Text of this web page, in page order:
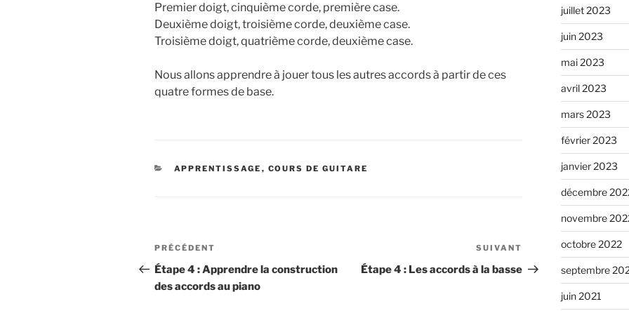
Premier doigt, cinquième corde, première case.
Deuxième doigt, troisième corde, deuxième case.
Troisième doigt, quatrième corde, deuxième case.
Nous allons apprendre à jouer tous les autres accords à partir de ces
quatre formes de base.
CATÉGORIES
APPRENTISSAGE , COURS DE GUITARE
Navigation
de
l’article
Article
précédent
PRÉCÉDENT
Étape 4 : Apprendre la construction
des accords au piano
suivant
SUIVANT
Étape 4 : Les accords à la basse
juillet 2023
juin 2023
mai 2023
avril 2023
mars 2023
février 2023
janvier 2023
décembre
novembre
octobre 2022
septembre
juin 2021